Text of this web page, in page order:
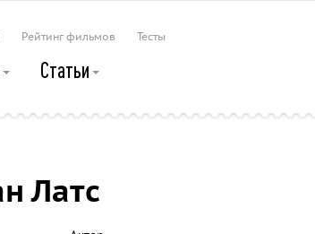
Рейтинг фильмов Тесты
Статьи
Латс